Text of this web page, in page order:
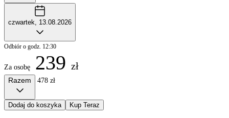
czwartek, 13.08.2026
Odbiór o godz. 12:30
Za osobę 239 zł
Razem 478 zł
Dodaj do koszyka Kup Teraz